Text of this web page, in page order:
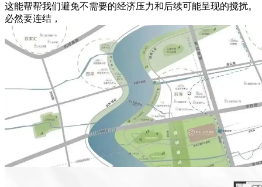
这能帮帮我们避免不需要的经济压力和后续可能呈现的搅扰。
必然要连结，